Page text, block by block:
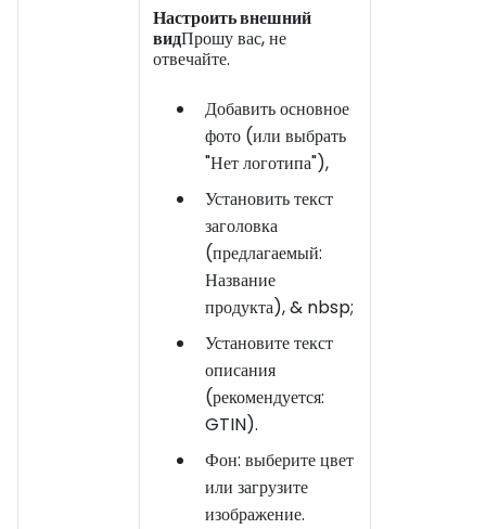
Настроить внешний
видПрошу вас, не
отвечайте.
Добавить основное
фото (или выбрать
"Нет логотипа"),
Установить текст
заголовка
(предлагаемый:
Название
продукта), & nbsp;
Установите текст
описания
(рекомендуется:
GTIN).
Фон: выберите цвет
или загрузите
изображение.